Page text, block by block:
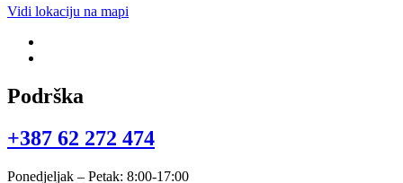
Vidi lokaciju na mapi
Podrška
+387 62 272 474​
Ponedjeljak – Petak: 8:00-17:00